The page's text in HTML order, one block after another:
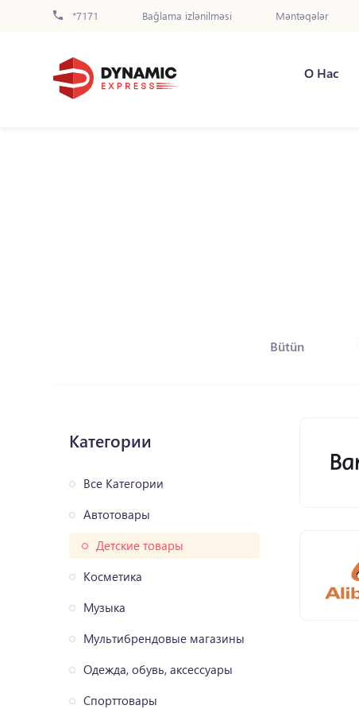
*7171 Bağlama izlənilməsi Məntəqələr
О Нас
Bütün
Категории
Все Категории
Автотовары
Детские товары
Косметика
Музыка
Мультибрендовые магазины
Одежда, обувь, аксессуары
Спорттовары